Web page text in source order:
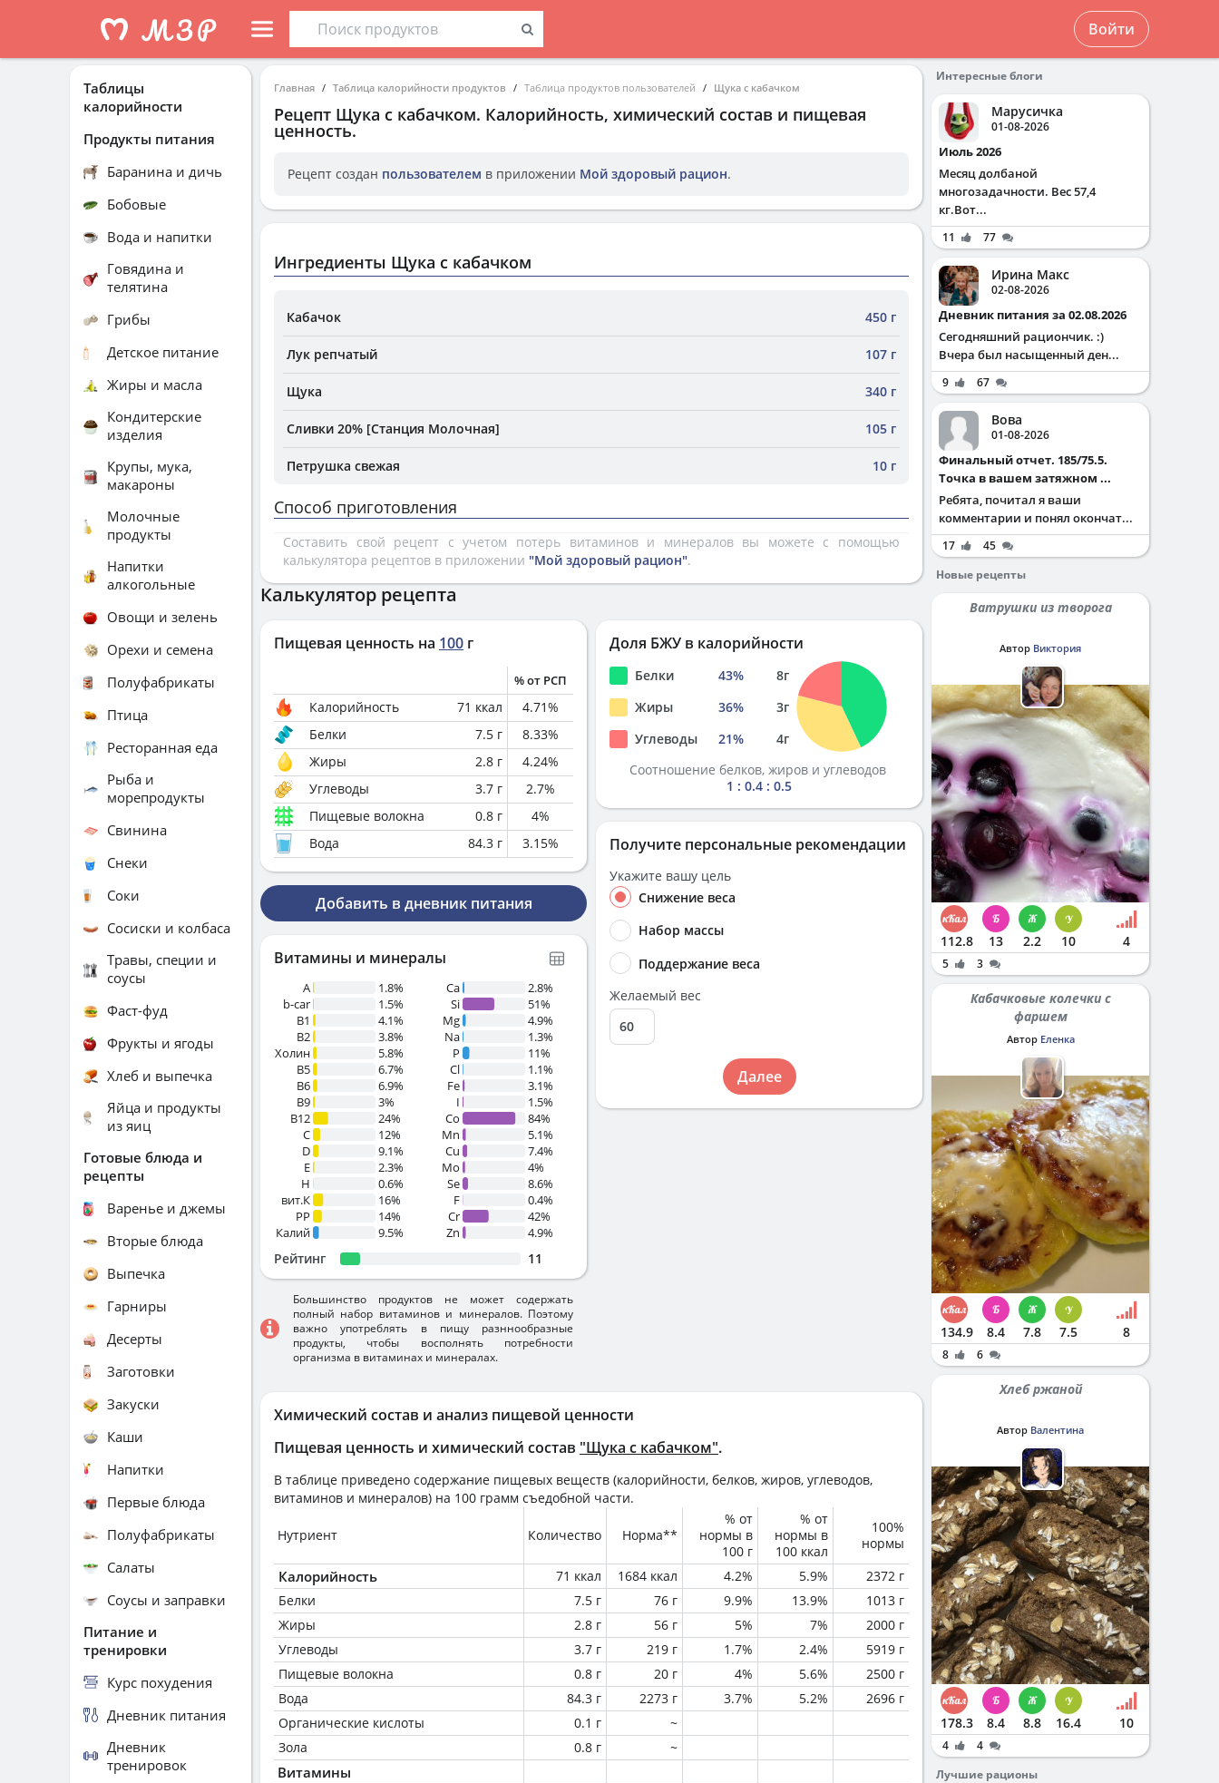
Войти
Главная Таблица калорийности продуктов Таблица продуктов пользователей Щука с кабачком
Рецепт Щука с кабачком. Калорийность, химический состав и пищевая
ценность.
Рецепт создан пользователем в приложении Мой здоровый рацион.
Ингредиенты Щука с кабачком
Кабачок 450 г
Лук репчатый 107 г
Щука 340 г
Сливки 20% [Станция Молочная] 105 г
Петрушка свежая 10 г
Способ приготовления
Составить свой рецепт с учетом потерь витаминов и минералов вы можете с помощью
калькулятора рецептов в приложении "Мой здоровый рацион".
Химический состав и анализ пищевой ценности
Пищевая ценность и химический состав "Щука с кабачком".
В таблице приведено содержание пищевых веществ (калорийности, белков, жиров, углеводов,
витаминов и минералов) на 100 грамм съедобной части.
Нутриент Количество Норма**
% от
нормы в
100 г
% от
нормы в
100 ккал
100%
нормы
Калорийность 71 ккал 1684 ккал 4.2% 5.9%
2372 г
Белки
7.5 г 76 г 9.9% 13.9%
1013 г
Жиры
2.8 г 56 г 5% 7%
2000 г
Углеводы
3.7 г 219 г 1.7% 2.4%
5919 г
Пищевые волокна
0.8 г 20 г 4% 5.6%
2500 г
Вода
84.3 г 2273 г 3.7% 5.2%
2696 г
Органические кислоты
0.1 г
~
Зола
0.8 г ~
Витамины
Калькулятор рецепта
Пищевая ценность на 100 г
% от РСП
Калорийность 71 ккал 4.71%
Белки
7.5 г 8.33%
Жиры
2.8 г 4.24%
Углеводы
3.7 г 2.7%
Пищевые волокна
0.8 г 4%
Вода
84.3 г 3.15%
Добавить в дневник питания
Витамины и минералы
A
1.8%
b-car
1.5%
В1
4.1%
B2
3.8%
Холин
5.8%
B5
6.7%
B6
6.9%
B9
3%
B12
24%
C
12%
D
9.1%
E
2.3%
H
0.6%
вит.К
16%
PP
14%
Калий
9.5%
Ca
2.8%
Si
51%
Mg
4.9%
Na
1.3%
P
11%
Cl
1.1%
Fe
3.1%
I
1.5%
Co
84%
Mn
5.1%
Cu
7.4%
Mo
4%
Se
8.6%
F
0.4%
Cr
42%
Zn
4.9%
Рейтинг 11
Большинство продуктов не может содержать
полный набор витаминов и минералов. Поэтому
важно употреблять в пищу разннообразные
продукты, чтобы восполнять потребности
организма в витаминах и минералах.
Доля БЖУ в калорийности
Белки 43% 8г
Жиры
36% 3г
Углеводы
21% 4г
Соотношение белков, жиров и углеводов
1 : 0.4 : 0.5
Получите персональные рекомендации
Укажите вашу цель
Снижение веса
Набор массы
Поддержание веса
Желаемый вес
Далее
Таблицы
калорийности
Продукты питания
Баранина и дичь
Бобовые
Вода и напитки
Говядина и
телятина
Грибы
Детское питание
Жиры и масла
Кондитерские
изделия
Крупы, мука,
макароны
Молочные
продукты
Напитки
алкогольные
Овощи и зелень
Орехи и семена
Полуфабрикаты
Птица
Ресторанная еда
Рыба и
морепродукты
Свинина
Снеки
Соки
Сосиски и колбаса
Травы, специи и
соусы
Фаст-фуд
Фрукты и ягоды
Хлеб и выпечка
Яйца и продукты
из яиц
Готовые блюда и
рецепты
Варенье и джемы
Вторые блюда
Выпечка
Гарниры
Десерты
Заготовки
Закуски
Каши
Напитки
Первые блюда
Полуфабрикаты
Салаты
Соусы и заправки
Питание и
тренировки
Курс похудения
Дневник питания
Дневник
тренировок
Интересные блоги
Марусичка
01-08-2026
Июль 2026
Месяц долбаной
многозадачности. Вес 57,4
кг.Вот...
11 77
Ирина Макс
02-08-2026
Дневник питания за 02.08.2026
Сегодняшний рациончик. :)
Вчера был насыщенный ден...
9 67
Вова
01-08-2026
Финальный отчет. 185/75.5.
Точка в вашем затяжном ...
Ребята, почитал я ваши
комментарии и понял окончат...
17
45
Новые рецепты
Ватрушки из творога
Автор Виктория
112.8 13 2.2 10 4
5 3
Кабачковые колечки с
фаршем
Автор Еленка
134.9 8.4 7.8 7.5 8
8 6
Хлеб ржаной
Автор Валентина
178.3 8.4 8.8 16.4 10
4
4
Лучшие рационы